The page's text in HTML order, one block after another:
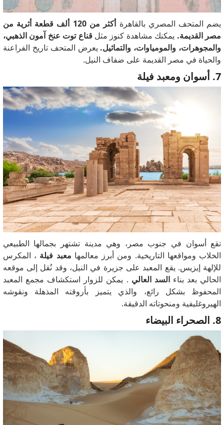
يضم المتحف المصري بالقاهرة
أكثر من 120 ألف قطعة أثرية من
مصر القديمة. يمكنك مشاهدة كنوز مثلقناع توت عنخ آمون الذهبي،
والمجوهرات، والمومياوات، والتماثيل. يعرض المتحف تاريخ الفراعنة
والحياة في مصر القديمة على ضفاف النيل.
7. أسوان ومعبد فيلة
تقع أسوان في جنوب مصر، وهي مدينة تشتهر بجمالها الطبيعي
الخلاب ومواقعها التاريخية. ومن أبرز معالمها معبد فيلة ، المكرس
للإلهة إيزيس. يقع المعبد على جزيرة في النيل، وقد نُقل إلى موقعه
الحالي بعد بناءالسد العالي . يمكن للزوار استكشاف مجمع المعبد
المحفوظ بشكل رائع، والذي يتميز بأروقته المذهلة ونقوشه
الهيروغليفية ومنحوتاته الدقيقة.
8. الصحراء البيضاء